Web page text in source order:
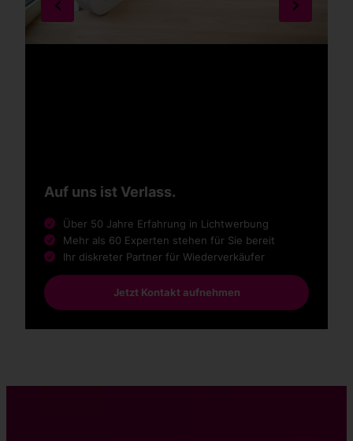
Auf uns ist Verlass.
Über 50 Jahre Erfahrung in Lichtwerbung
Mehr als 60 Experten stehen für Sie bereit
Ihr diskreter Partner für Wiederverkäufer
Jetzt Kontakt aufnehmen